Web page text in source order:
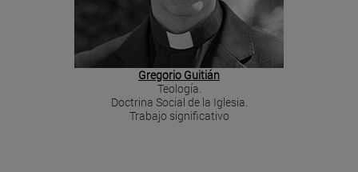
Gregorio Guitián
Teología.
Doctrina Social de la Iglesia.
Trabajo significativo